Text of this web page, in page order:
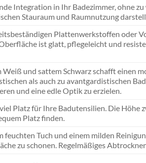
Integration in Ihr Badezimmer, ohne
Stauraum und Raumnutzung
Plattenwerkstoffen oder
ist glatt, pflegeleicht und
und sattem Schwarz schafft einen
als auch zu avantgardistischen
und eine edle Optik zu erzielen.
Platz für Ihre Badutensilien. Die Höhe
Platz finden.
Tuch und einem milden
zu schonen. Regelmäßiges